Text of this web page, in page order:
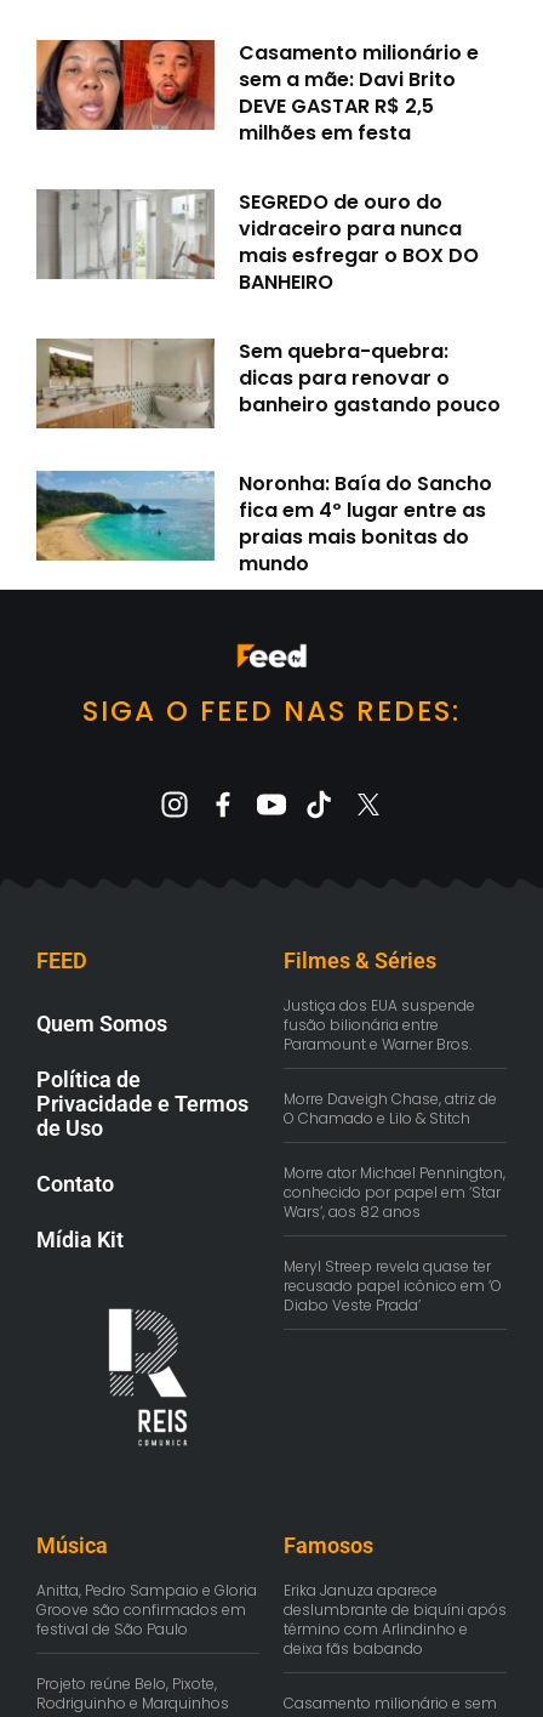
Casamento milionário e
sem a mãe: Davi Brito
DEVE GASTAR R$ 2,5
milhões em festa
SEGREDO de ouro do
vidraceiro para nunca
mais esfregar o BOX DO
BANHEIRO
Sem quebra-quebra:
dicas para renovar o
banheiro gastando pouco
Noronha: Baía do Sancho
fica em 4º lugar entre as
praias mais bonitas do
mundo
SIGA O FEED NAS REDES:
FEED
Quem Somos
Política de
Privacidade e Termos
de Uso
Contato
Mídia Kit
Filmes & Séries
Justiça dos EUA suspende
fusão bilionária entre
Paramount e Warner Bros.
Morre Daveigh Chase, atriz de
O Chamado e Lilo & Stitch
Morre ator Michael Pennington,
conhecido por papel em ‘Star
Wars’, aos 82 anos
Meryl Streep revela quase ter
recusado papel icônico em ‘O
Diabo Veste Prada’
Música
Anitta, Pedro Sampaio e Gloria
Groove são confirmados em
festival de São Paulo
Projeto reúne Belo, Pixote,
Rodriguinho e Marquinhos
Famosos
Erika Januza aparece
deslumbrante de biquíni após
término com Arlindinho e
deixa fãs babando
Casamento milionário e sem